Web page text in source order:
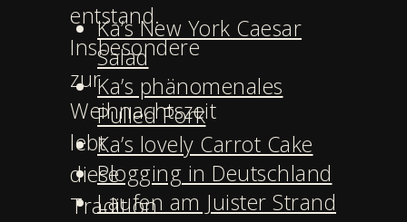
entstand.
Insbesondere
zur
Weihnachtszeit
lebt
diese
Tradition
Ka’s New York Caesar
Salad
Ka’s phänomenales
Pulled Pork
Ka’s lovely Carrot Cake
Plogging in Deutschland
Laufen am Juister Strand